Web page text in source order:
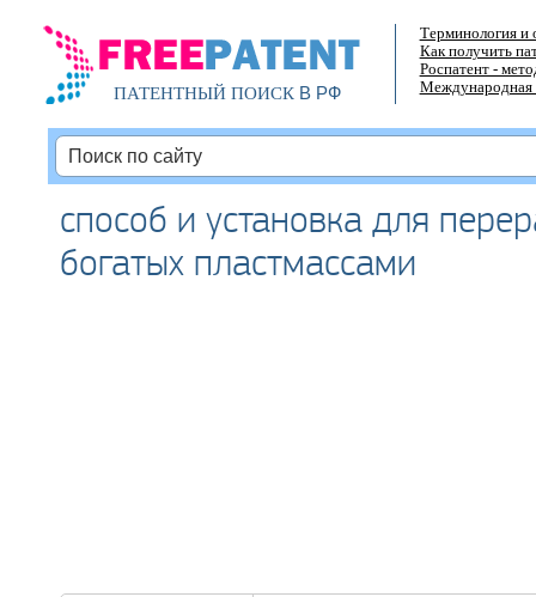
ПАТЕНТНЫЙ ПОИСКВ РФ
Терминология и
Как получить
Роспатент -
Международная
способ и установка для
богатых пластмассами